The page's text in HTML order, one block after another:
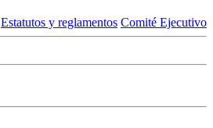
Estatutos y reglamentos Comité Ejecutivo